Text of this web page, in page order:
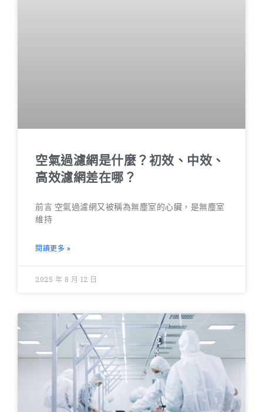
空氣過濾網是什麼？初效、中效、
高效濾網差在哪？
前言 空氣過濾網又被稱為無塵室的心臟，是無塵室
維持
閱讀更多 »
2025 年 8 月 12 日